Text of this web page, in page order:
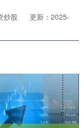
炒股
更新：2025-